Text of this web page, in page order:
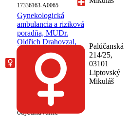
17336163-A0065
Gynekologická
ambulancia a riziková
poradňa, MUDr.
Oldřich Drahovzal,
Liptovský Mikuláš
(Gynekológia a
pôrodníctvo,
Ultrazvuk v
gynekológii a
pôrodníctve)
65-
17336163-A0004
objednávanie
Palúčanská
214/25,
03101
Liptovský
Mikuláš